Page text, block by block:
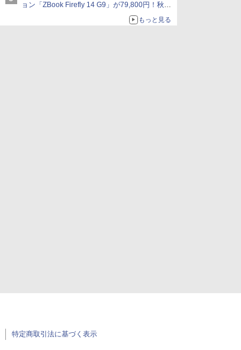
ョン「ZBook Firefly 14 G9」が79,800円！秋葉
もっと見る
特定商取引法に基づく表示